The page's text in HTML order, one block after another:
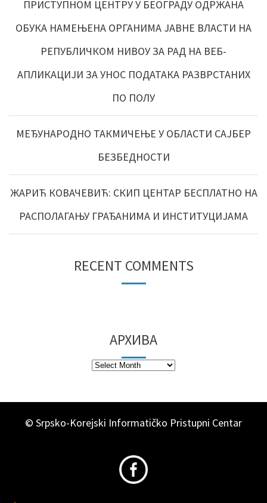
ПРИСТУПНОМ ЦЕНТРУ У БЕОГРАДУ ОДРЖАНА
ОБУКА НАМЕЊЕНА ОРГАНИМА ЈАВНЕ ВЛАСТИ НА
РЕПУБЛИЧКОМ НИВОУ ЗА РАД НА ВЕБ-
АПЛИКАЦИЈИ ЗА УНОС ПОДАТАКА РАЗВРСТАНИХ
ПО ПОЛУ
МЕЂУНАРОДНО ТАКМИЧЕЊЕ У ОБЛАСТИ САЈБЕР
БЕЗБЕДНОСТИ
ЖАРИЋ КОВАЧЕВИЋ: СКИП ЦЕНТАР БЕСПЛАТНО НА
РАСПОЛАГАЊУ ГРАЂАНИМА И ИНСТИТУЦИЈАМА
RECENT COMMENTS
АРХИВА
© Srpsko-Korejski Informatičko Pristupni Centar